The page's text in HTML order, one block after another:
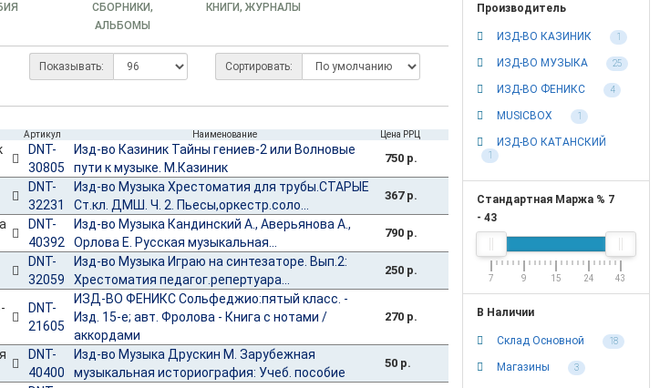
СБОРНИКИ,
АЛЬБОМЫ
КНИГИ, ЖУРНАЛЫ
Сортировать:
Показывать:
Артикул Наименование Цена РРЦ
DNT-
30805
Изд-во Казиник Тайны гениев-2 или Волновые
пути к музыке. М.Казиник
750 р.
DNT-
32231
Изд-во Музыка Хрестоматия для трубы.СТАРЫЕ
Ст.кл. ДМШ. Ч. 2. Пьесы,оркестр.соло...
367 р.
DNT-
40392
Изд-во Музыка Кандинский А., Аверьянова А.,
Орлова Е. Русская музыкальная...
790 р.
DNT-
32059
Изд-во Музыка Играю на синтезаторе. Вып.2:
Хрестоматия педагог.репертуара...
250 р.
DNT-
21605
ИЗД-ВО ФЕНИКС Сольфеджио:пятый класс. -
Изд. 15-е; авт. Фролова - Книга с нотами /
аккордами
270 р.
DNT-
40400
Изд-во Музыка Друскин М. Зарубежная
музыкальная историография: Учеб. пособие
50 р.
Производитель
ИЗД-ВО КАЗИНИК 1
ИЗД-ВО МУЗЫКА 25
ИЗД-ВО ФЕНИКС 4
MUSICBOX 1
ИЗД-ВО КАТАНСКИЙ
1
Стандартная Маржа % 7
-43
7 9 15 24 43
В Наличии
Склад Основной 18
Магазины 3